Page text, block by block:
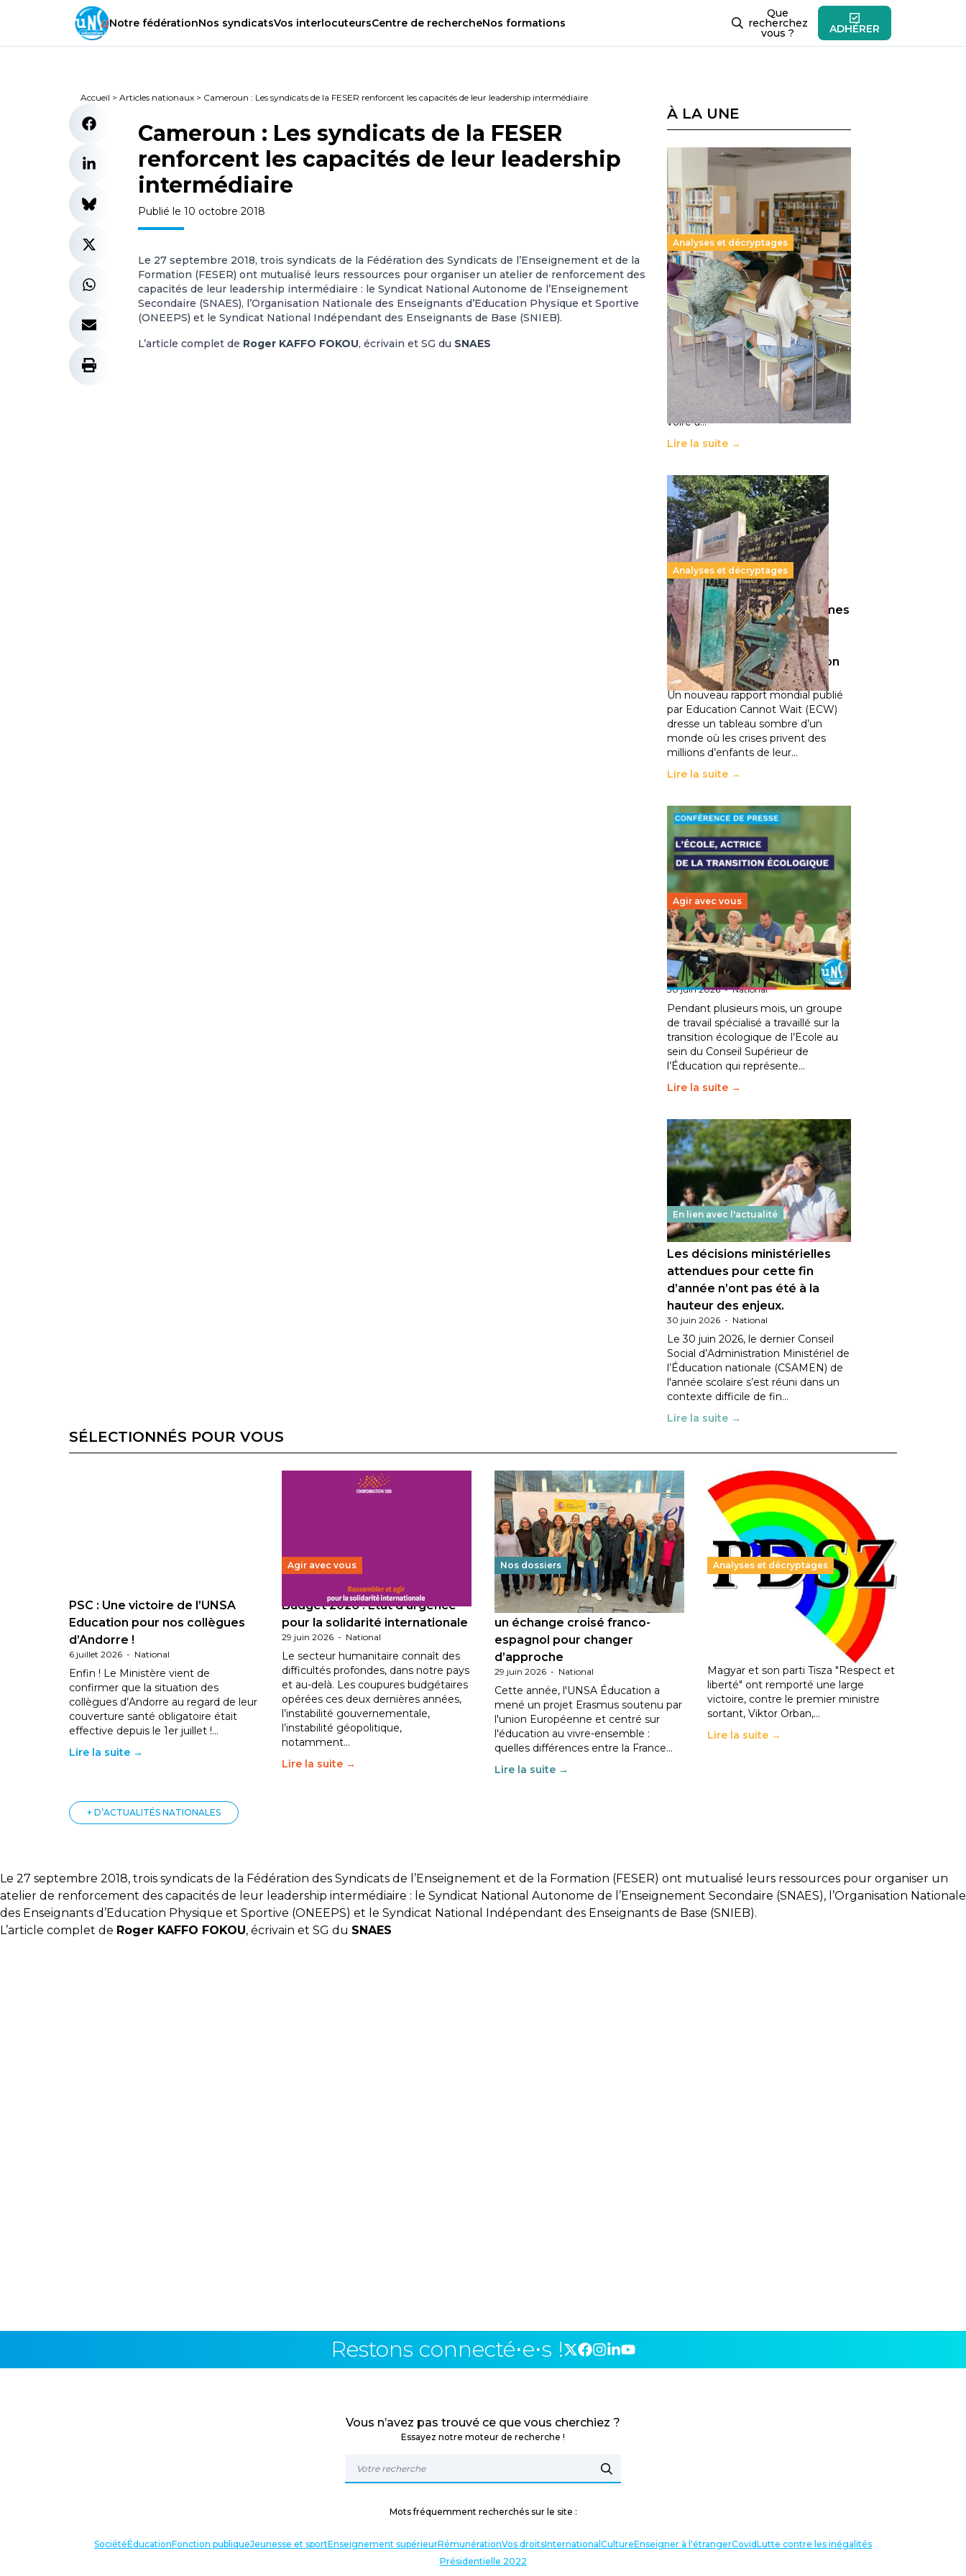
Notre fédérationNos syndicatsVos interlocuteursCentre de rechercheNos formations
Que
recherchez
vous ? ADHÉRER
Accueil > Articles nationaux > Cameroun : Les syndicats de la FESER renforcent les capacités de leur leadership intermédiaire
Cameroun : Les syndicats de la FESER
renforcent les capacités de leur leadership
intermédiaire
Publié le 10 octobre 2018
Le 27 septembre 2018, trois syndicats de la Fédération des Syndicats de l’Enseignement et de la
Formation (FESER) ont mutualisé leurs ressources pour organiser un atelier de renforcement des
capacités de leur leadership intermédiaire : le Syndicat National Autonome de l’Enseignement
Secondaire (SNAES), l’Organisation Nationale des Enseignants d’Education Physique et Sportive
(ONEEPS) et le Syndicat National Indépendant des Enseignants de Base (SNIEB).
L’article complet de Roger KAFFO FOKOU, écrivain et SG du SNAES
À LA UNE
Analyses et décryptages
Supérieur privé : une dérive
qui met à mal la promesse
républicaine
11 juillet 2026- National
Le projet de loi sur la régulation de
l’enseignement supérieur privé met
en lumière l’amplification d’un
système qui relègue l’acte
pédagogique au superfétatoire,
voire à…
Lire la suite →
Analyses et décryptages
258 millions d’enfants victimes
de la guerre, des chocs
climatiques et des
déplacements de population
11 juillet 2026 -National
Un nouveau rapport mondial publié
par Education Cannot Wait (ECW)
dresse un tableau sombre d’un
monde où les crises privent des
millions d’enfants de leur…
Lire la suite →
Agir avec vous
Transition écologique de
l’éducation : l’UNSA Éducation
fait bouger les lignes
30 juin 2026-National
Pendant plusieurs mois, un groupe
de travail spécialisé a travaillé sur la
transition écologique de l’Ecole au
sein du Conseil Supérieur de
l’Éducation qui représente…
Lire la suite →
En lien avec l'actualité
Les décisions ministérielles
attendues pour cette fin
d’année n’ont pas été à la
hauteur des enjeux.
30 juin 2026 - National
Le 30 juin 2026, le dernier Conseil
Social d’Administration Ministériel de
l’Éducation nationale (CSAMEN) de
l'année scolaire s’est réuni dans un
contexte difficile de fin…
Lire la suite →
SÉLECTIONNÉS POUR VOUS
PSC : Une victoire de l’UNSA
Education pour nos collègues
d’Andorre !
6 juillet 2026 - National
Enfin ! Le Ministère vient de
confirmer que la situation des
collègues d’Andorre au regard de leur
couverture santé obligatoire était
effective depuis le 1er juillet !…
Lire la suite →
Agir avec vous
Budget 2026 : État d’urgence
pour la solidarité internationale
29 juin 2026 - National
Le secteur humanitaire connaît des
difficultés profondes, dans notre pays
et au-delà. Les coupures budgétaires
opérées ces deux dernières années,
l’instabilité gouvernementale,
l’instabilité géopolitique,
notamment…
Lire la suite →
Nos dossiers
Éducation au vivre-ensemble :
un échange croisé franco-
espagnol pour changer
d’approche
29 juin 2026 - National
Cette année, l'UNSA Éducation a
mené un projet Erasmus soutenu par
l'union Européenne et centré sur
l'éducation au vivre-ensemble :
quelles différences entre la France…
Lire la suite →
Analyses et décryptages
Hongrie : du changement pour
les politiques éducatives, aussi !
En Hongrie, le conservateur Peter
Magyar et son parti Tisza "Respect et
liberté" ont remporté une large
victoire, contre le premier ministre
sortant, Viktor Orban,…
Lire la suite →
+ D’ACTUALITÉS NATIONALES
Le 27 septembre 2018, trois syndicats de la Fédération des Syndicats de l’Enseignement et de la Formation (FESER) ont mutualisé leurs ressources pour organiser un
atelier de renforcement des capacités de leur leadership intermédiaire : le Syndicat National Autonome de l’Enseignement Secondaire (SNAES), l’Organisation Nationale
des Enseignants d’Education Physique et Sportive (ONEEPS) et le Syndicat National Indépendant des Enseignants de Base (SNIEB).
L’article complet de Roger KAFFO FOKOU, écrivain et SG du SNAES
Restons connecté⋅e⋅s !
Vous n’avez pas trouvé ce que vous cherchiez ?
Essayez notre moteur de recherche !
Mots fréquemment recherchés sur le site :
SociétéÉducationFonction publiqueJeunesse et sportEnseignement supérieurRémunérationVos droitsInternational CultureEnseigner à l'étrangerCovidLutte contre les inégalités
Présidentielle 2022